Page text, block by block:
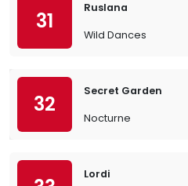
31
Ruslana
Wild Dances
32
Secret Garden
Nocturne
Lordi